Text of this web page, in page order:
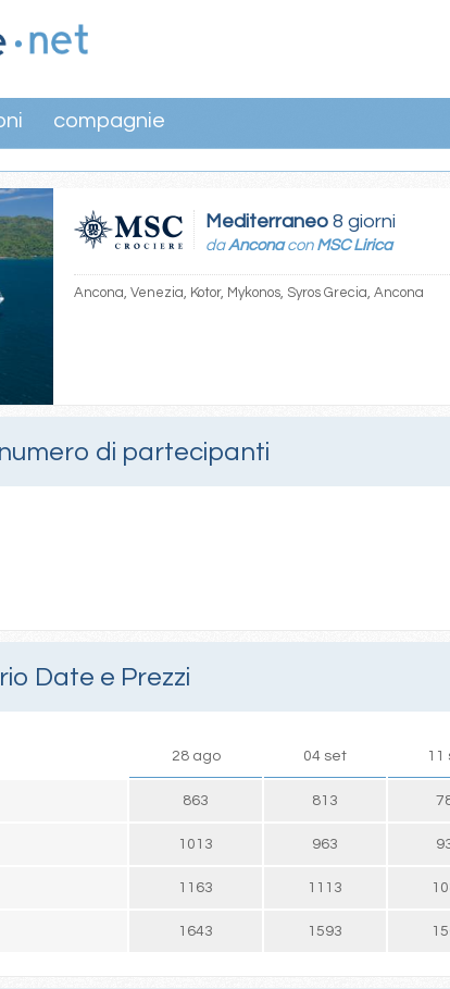
compagnie
Mediterraneo 8 giorni
daAnconacon MSC Lirica
Ancona, Venezia, Kotor, Mykonos, Syros Grecia, Ancona
di partecipanti
Date e Prezzi
28 ago 04 set 11
863 813
1013 963
1163 1113
1643 1593